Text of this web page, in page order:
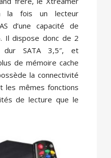
la fois un lecteur
d’une capacité de
Il dispose donc de 2
SATA 3,5″, et
de mémoire cache
la connectivité
les mêmes fonctions
de lecture que le